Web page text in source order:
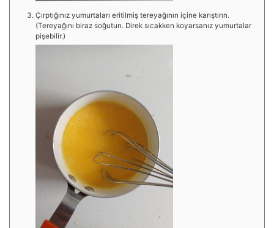
Çırptığınız yumurtaları eritilmiş tereyağının içine karıştırın.
(Tereyağını biraz soğutun. Direk sıcakken koyarsanız yumurtalar
pişebilir.)